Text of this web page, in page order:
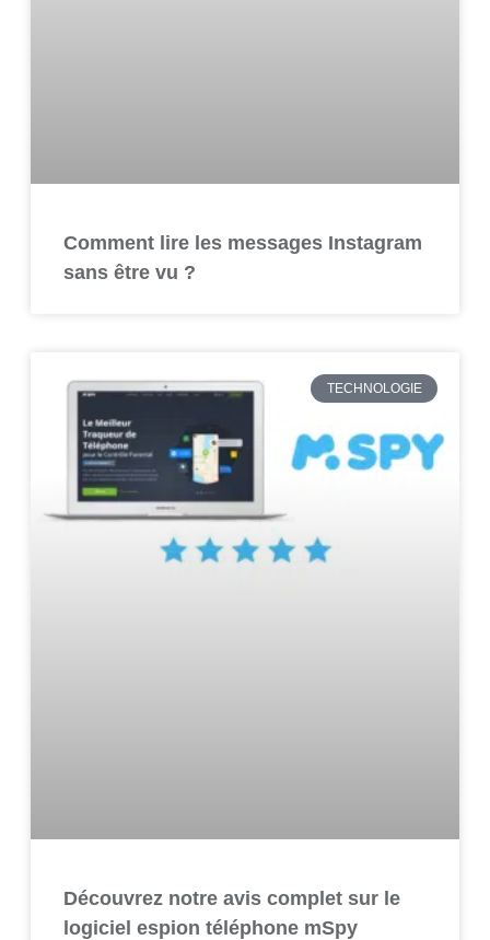
Comment lire les messages Instagram
sans être vu ?
TECHNOLOGIE
Découvrez notre avis complet sur le
logiciel espion téléphone mSpy